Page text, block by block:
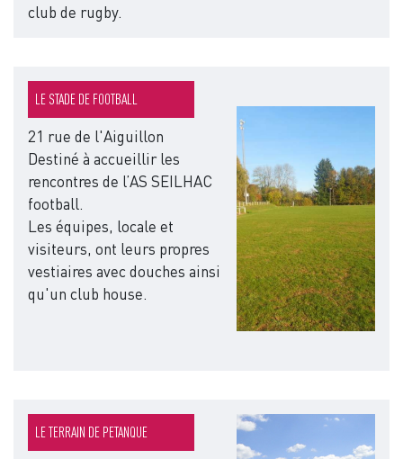
club de rugby.
LE STADE DE FOOTBALL
21 rue de l'Aiguillon
Destiné à accueillir les
rencontres de l’AS SEILHAC
football.
Les équipes, locale et
visiteurs, ont leurs propres
vestiaires avec douches ainsi
qu'un club house.
Image
LE TERRAIN DE PETANQUE Image